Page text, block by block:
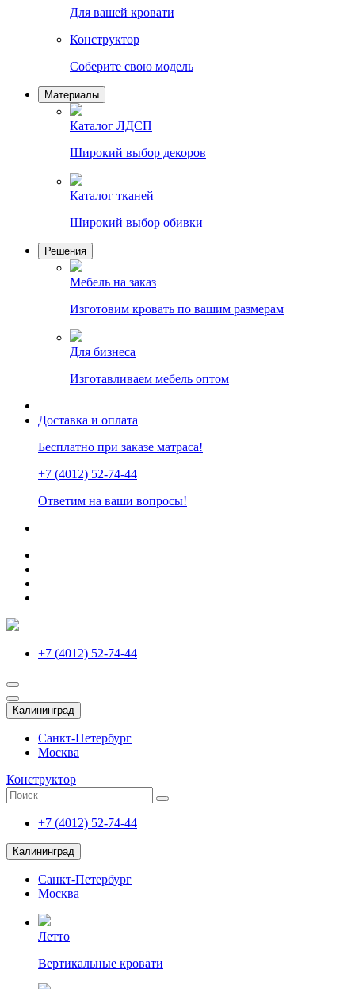
Для вашей кровати
Конструктор
Соберите свою модель
Материалы
Каталог ЛДСП
Широкий выбор декоров
Каталог тканей
Широкий выбор обивки
Решения
Мебель на заказ
Изготовим кровать по вашим размерам
Для бизнеса
Изготавливаем мебель оптом
Доставка и оплата
Бесплатно при заказе матраса!
+7 (4012) 52-74-44
Ответим на ваши вопросы!
+7 (4012) 52-74-44
Калининград
Санкт-Петербург
Москва
Конструктор
+7 (4012) 52-74-44
Калининград
Санкт-Петербург
Москва
Летто
Вертикальные кровати